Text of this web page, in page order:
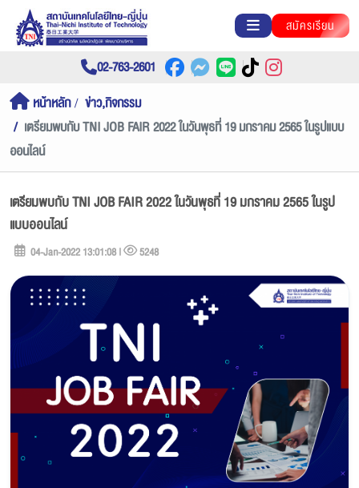
สมัครเรียน
02-763-2601
หน้าหลัก
ข่าว,กิจกรรม
เตรียมพบกับ TNI JOB FAIR 2022 ในวันพุธที่ 19 มกราคม 2565 ในรูปแบบ
ออนไลน์
เตรียมพบกับ TNI JOB FAIR 2022 ในวันพุธที่ 19 มกราคม 2565 ในรูป
แบบออนไลน์
04-Jan-2022 13:01:08 | 5248